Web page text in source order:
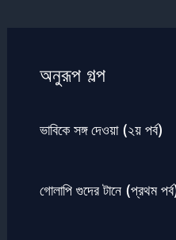
অনুরূপ গল্প
ভাবিকে সঙ্গ দেওয়া (২য় পর্ব)
গোলাপি গুদের টানে (প্রথম